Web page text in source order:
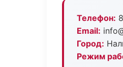
Телефон:
Email:
Город:
Режим